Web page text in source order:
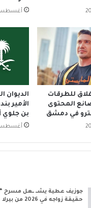
أغسطس 8,
للطرقات
المحتوى
في دمشق
الديوان
الأمير
بن
أغسطس 8,
جوزيف عطية يشــ ــعل مسرح
حقيقة زواجه في 2026 من بيرلا حرب